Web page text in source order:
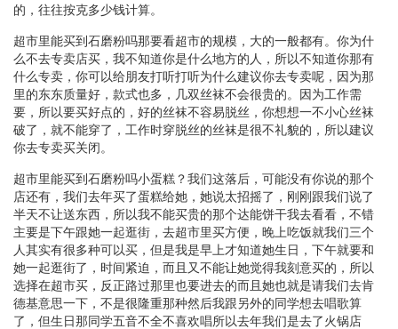
的，往往按克多少钱计算。
超市里能买到石磨粉吗那要看超市的规模，大的一般都有。你为什
么不去专卖店买，我不知道你是什么地方的人，所以不知道你那有
什么专卖，你可以给朋友打听打听为什么建议你去专卖呢，因为那
里的东东质量好，款式也多，几双丝袜不会很贵的。因为工作需
要，所以要买好点的，好的丝袜不容易脱丝，你想想一不小心丝袜
破了，就不能穿了，工作时穿脱丝的丝袜是很不礼貌的，所以建议
你去专卖买关闭。
超市里能买到石磨粉吗小蛋糕？我们这落后，可能没有你说的那个
店还有，我们去年买了蛋糕给她，她说太招摇了，刚刚跟我们说了
半天不让送东西，所以我不能买贵的那个达能饼干我去看看，不错
主要是下午跟她一起逛街，去超市里买方便，晚上吃饭就我们三个
人其实有很多种可以买，但是我是早上才知道她生日，下午就要和
她一起逛街了，时间紧迫，而且又不能让她觉得我刻意买的，所以
选择在超市买，反正路过那里也要进去的而且她也就是请我们去肯
德基意思一下，不是很隆重那种然后我跟另外的同学想去唱歌算
了，但生日那同学五音不全不喜欢唱所以去年我们是去了火锅店